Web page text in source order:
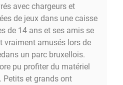
avec chargeurs et
de jeux dans une caisse
de 14 ans et ses amis se
vraiment amusés lors de
un parc bruxellois.
pu profiter du matériel
Petits et grands ont